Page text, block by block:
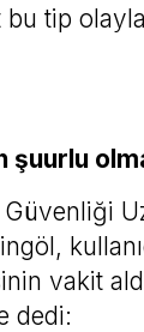
bu tip
şuurlu
Güvenliği
vakit
dedi: